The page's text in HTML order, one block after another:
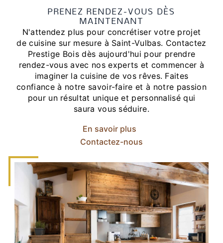
PRENEZ RENDEZ-VOUS DÈS
MAINTENANT
N'attendez plus pour concrétiser votre projet
de cuisine sur mesure à Saint-Vulbas. Contactez
Prestige Bois dès aujourd'hui pour prendre
rendez-vous avec nos experts et commencer à
imaginer la cuisine de vos rêves. Faites
confiance à notre savoir-faire et à notre passion
pour un résultat unique et personnalisé qui
saura vous séduire.
En savoir plus
Contactez-nous